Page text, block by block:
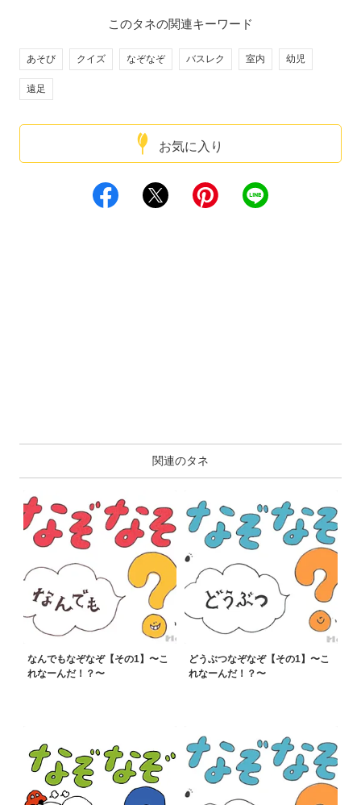
お気に入り
このタネの関連キーワード
あそび クイズ なぞなぞ バスレク 室内 幼児
遠足
関連のタネ
なんでもなぞなぞ【その1】〜こ
れなーんだ！？〜
どうぶつなぞなぞ【その1】〜こ
れなーんだ！？〜